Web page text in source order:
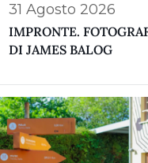
31 Agosto 2026
IMPRONTE.
DI JAMES BALOG